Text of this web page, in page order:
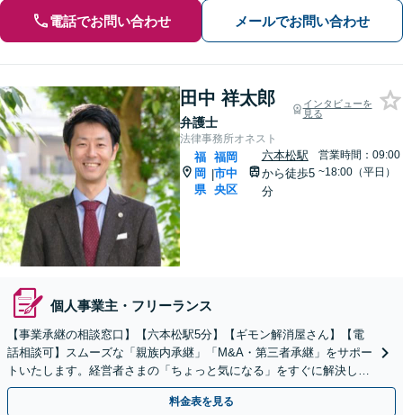
電話でお問い合わせ メールでお問い合わせ
田中 祥太郎
弁護士
インタビューを
見る
法律事務所オネスト
福
岡
県
|
福岡
市中
央区
六本松駅
から徒歩5
分
営業時間：09:00
~18:00（平日）
個人事業主・フリーランス
【事業承継の相談窓口】【六本松駅5分】【ギモン解消屋さん】【電
話相談可】スムーズな「親族内承継」「M&A・第三者承継」をサポー
トいたします。経営者さまの「ちょっと気になる」をすぐに解決し、
安心して事業に専念できる環境を。ぜひご相談ください。
料金表を見る